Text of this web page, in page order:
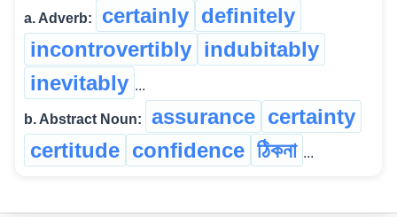
a. Adverb: certainly definitely
incontrovertibly indubitably
inevitably ...
b. Abstract Noun: assurance certainty
certitude confidence ঠিকনা ...